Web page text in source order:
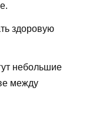
здоровую
небольшие
между